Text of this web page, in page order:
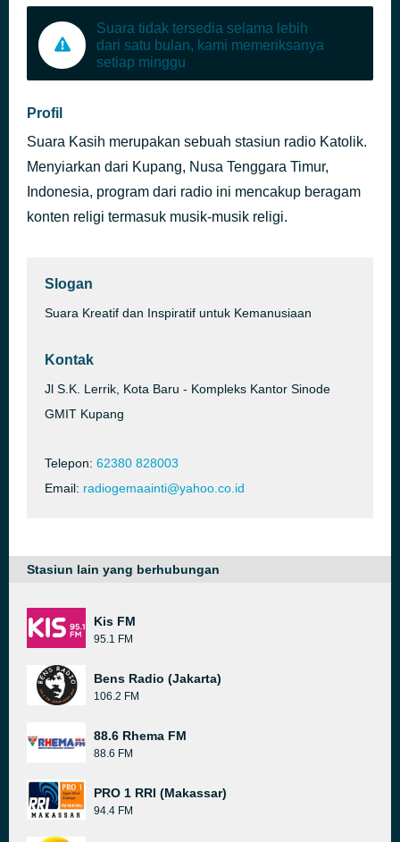
Suara tidak tersedia selama lebih
dari satu bulan, kami memeriksanya
setiap minggu
Profil
Suara Kasih merupakan sebuah stasiun radio Katolik.
Menyiarkan dari Kupang, Nusa Tenggara Timur,
Indonesia, program dari radio ini mencakup beragam
konten religi termasuk musik-musik religi.
Slogan
Suara Kreatif dan Inspiratif untuk Kemanusiaan
Kontak
Jl S.K. Lerrik, Kota Baru - Kompleks Kantor Sinode
GMIT Kupang
Telepon: 62380 828003
Email: radiogemaainti@yahoo.co.id
Stasiun lain yang berhubungan
Kis FM
95.1 FM
Bens Radio (Jakarta)
106.2 FM
88.6 Rhema FM
88.6 FM
PRO 1 RRI (Makassar)
94.4 FM